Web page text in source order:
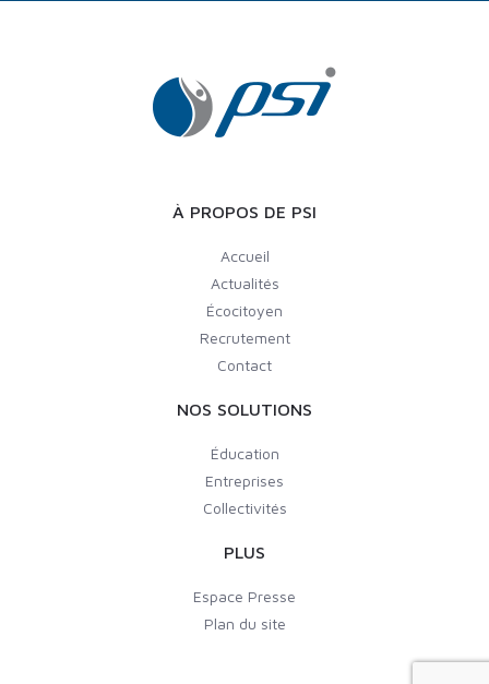
À PROPOS DE PSI
Accueil
Actualités
Écocitoyen
Recrutement
Contact
NOS SOLUTIONS
Éducation
Entreprises
Collectivités
PLUS
Espace Presse
Plan du site